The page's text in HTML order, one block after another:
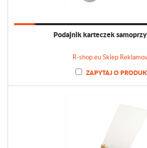
Podajnik karteczek
R-shop.eu Sklep
ZAPYTAJ O